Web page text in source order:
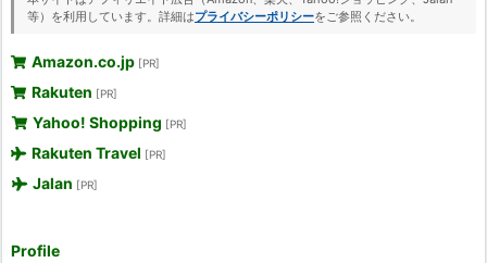
等）を利用しています。詳細はプライバシーポリシーをご参照ください。
Amazon.co.jp [PR]
Rakuten [PR]
Yahoo! Shopping [PR]
Rakuten Travel [PR]
Jalan [PR]
Profile